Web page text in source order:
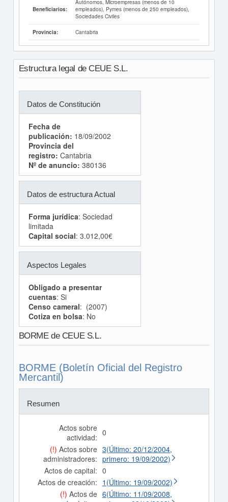
Beneficiarios:
Autónomos, Microempresas (menos de 10
empleados), Pymes (menos de 250 empleados),
Sociedades Civiles
Provincia: Cantabria
Estructura legal de CEUE S.L.
Datos de Constitución
Fecha de
publicación: 18/09/2002
Provincia del
registro: Cantabria
Nº de anuncio: 380136
Datos de estructura Actual
Forma jurídica: Sociedad
limitada
Capital social: 3.012,00€
Aspectos Legales
Obligado a presentar
cuentas: Si
Censo cameral: (2007)
Cotiza en bolsa: No
BORME de CEUE S.L.
BORME (Boletín Oficial del Registro
Mercantil)
Resumen
Actos sobre
actividad: 0
(!) Actos sobre
administradores:
3(Último: 20/12/2004,
primero: 19/09/2002)
Actos de capital: 0
Actos de creación: 1(Último: 19/09/2002)
(!) Actos de 6(Último: 11/09/2008,